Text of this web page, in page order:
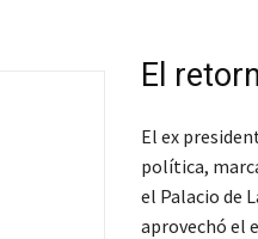
El
El ex
política,
el Palacio de
aprovechó el